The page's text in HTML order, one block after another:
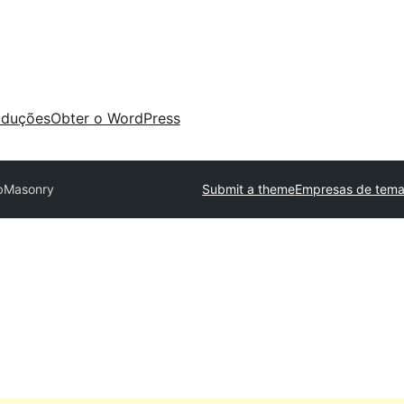
Obter o WordPress
Submit a themeEmpresas de